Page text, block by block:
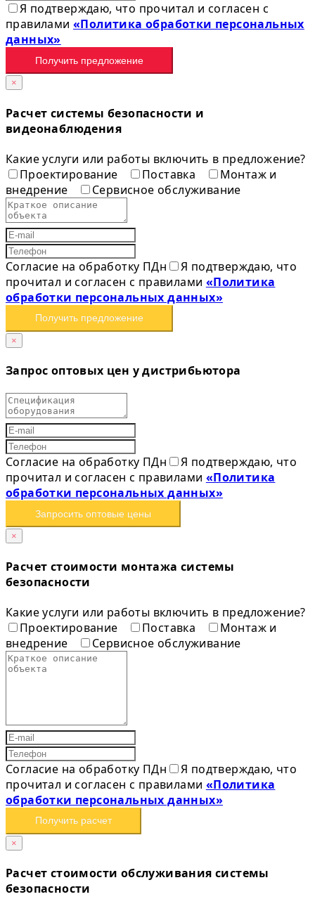
Я подтверждаю, что прочитал и согласен с
правилами«Политика обработки персональных
данных»
Получить предложение
×
Расчет системы безопасности и
видеонаблюдения
Какие услуги или работы включить в предложение?
Проектирование
Поставка
Монтаж и
внедрение
Сервисное обслуживание
Согласие на обработку ПДн
Я подтверждаю, что
прочитал и согласен с правилами «Политика
обработки персональных данных»
Получить предложение
×
Запрос оптовых цен у дистрибьютора
Согласие на обработку ПДн
Я подтверждаю, что
прочитал и согласен с правилами «Политика
обработки персональных данных»
Запросить оптовые цены
×
Расчет стоимости монтажа системы
безопасности
Какие услуги или работы включить в предложение?
Проектирование
Поставка
Монтаж и
внедрение
Сервисное обслуживание
Согласие на обработку ПДн
Я подтверждаю, что
прочитал и согласен с правилами «Политика
обработки персональных данных»
Получить расчет
×
Расчет стоимости обслуживания системы
безопасности